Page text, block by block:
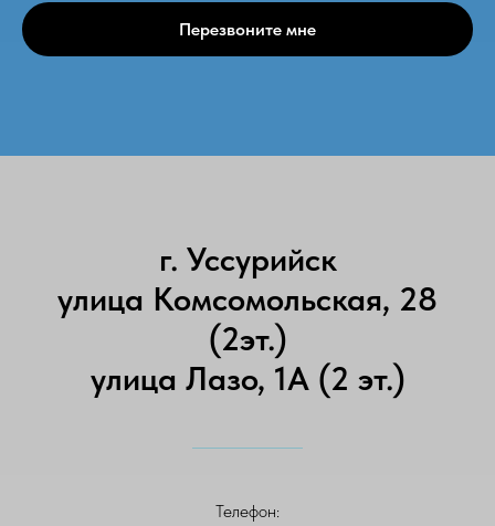
Перезвоните мне
г. Уссурийск
улица Комсомольская, 28
(2эт.)
улица Лазо, 1А (2 эт.)
Телефон: